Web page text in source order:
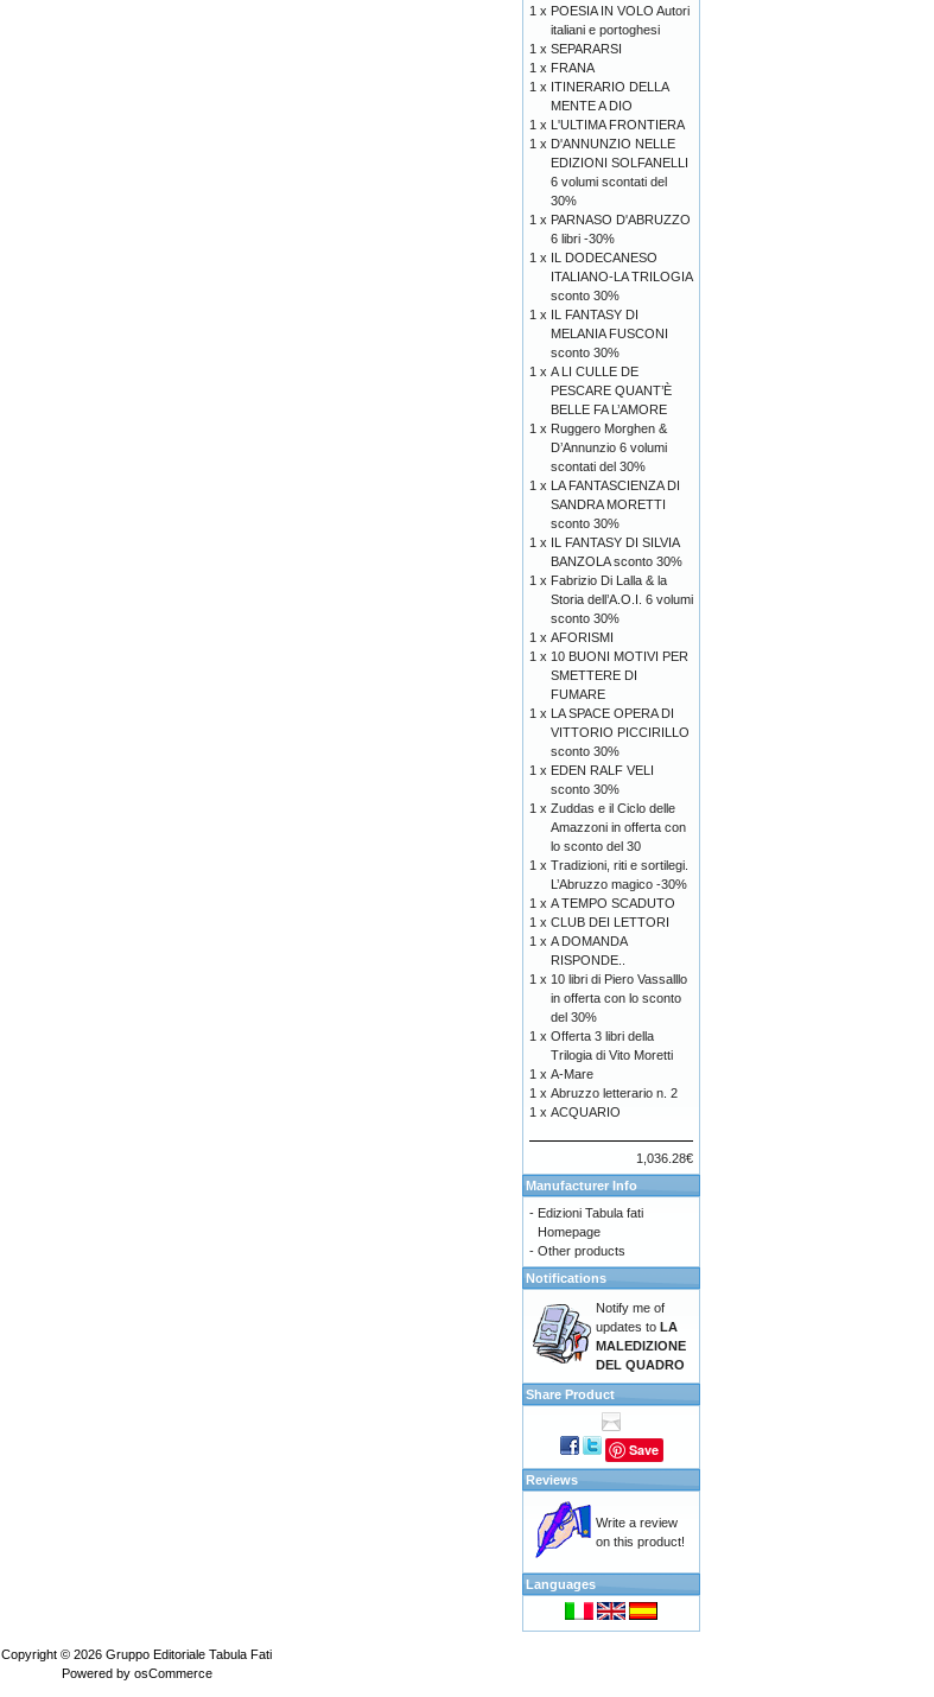
1 x POESIA IN VOLO Autori
italiani e portoghesi
1 x SEPARARSI
1 x FRANA
1 x ITINERARIO DELLA
MENTE A DIO
1 x L'ULTIMA FRONTIERA
1 x D'ANNUNZIO NELLE
EDIZIONI SOLFANELLI
6 volumi scontati del
30%
1 x PARNASO D'ABRUZZO
6 libri -30%
1 x IL DODECANESO
ITALIANO-LA TRILOGIA
sconto 30%
1 x IL FANTASY DI
MELANIA FUSCONI
sconto 30%
1 x A LI CULLE DE
PESCARE QUANT’È
BELLE FA L’AMORE
1 x Ruggero Morghen &
D’Annunzio 6 volumi
scontati del 30%
1 x LA FANTASCIENZA DI
SANDRA MORETTI
sconto 30%
1 x IL FANTASY DI SILVIA
BANZOLA sconto 30%
1 x Fabrizio Di Lalla & la
Storia dell’A.O.I. 6 volumi
sconto 30%
1 x AFORISMI
1 x 10 BUONI MOTIVI PER
SMETTERE DI
FUMARE
1 x LA SPACE OPERA DI
VITTORIO PICCIRILLO
sconto 30%
1 x EDEN RALF VELI
sconto 30%
1 x Zuddas e il Ciclo delle
Amazzoni in offerta con
lo sconto del 30
1 x Tradizioni, riti e sortilegi.
L’Abruzzo magico -30%
1 x A TEMPO SCADUTO
1 x CLUB DEI LETTORI
1 x A DOMANDA
RISPONDE..
1 x 10 libri di Piero Vassalllo
in offerta con lo sconto
del 30%
1 x Offerta 3 libri della
Trilogia di Vito Moretti
1 x A-Mare
1 x Abruzzo letterario n. 2
1 x ACQUARIO
1,036.28€
Manufacturer Info
- Edizioni Tabula fati
Homepage
- Other products
Notifications
Notify me of
updates to LA
MALEDIZIONE
DEL QUADRO
Share Product
Save
Reviews
Write a review
on this product!
Languages
Copyright © 2026 Gruppo Editoriale Tabula Fati
Powered by osCommerce